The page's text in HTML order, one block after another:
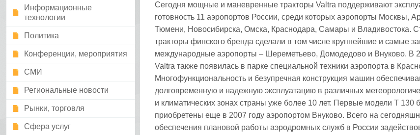
Информационные
технологии
Политика
Конференции, мероприятия
СМИ
Региональные новости
Рынки, торговля
Сфера услуг
Сегодня мощные и маневренные тракторы Valtra поддерживают
готовность 11 аэропортов России, среди которых аэропорты Москвы,
Тюмени, Новосибирска, Омска, Краснодара, Самары и Владивостока.
тракторы финского бренда сделали в том числе крупнейшие и самые
международные аэропорты – Шереметьево, Домодедово и Внуково. В
Valtra также появилась в парке специальной техники аэропорта в
Многофункциональность и безупречная конструкция машин
долговременную и надежную эксплуатацию в различных
и климатических зонах страны уже более 10 лет. Первые модели T 130
приобретены еще в 2007 году аэропортом Внуково. Всего на
обеспечения плановой работы аэродромных служб в России